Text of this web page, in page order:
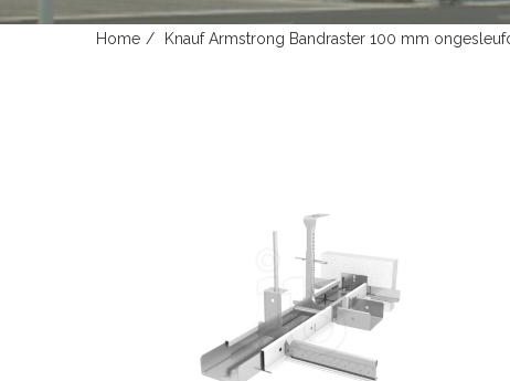
Home Knauf Armstrong Bandraster 100 mm